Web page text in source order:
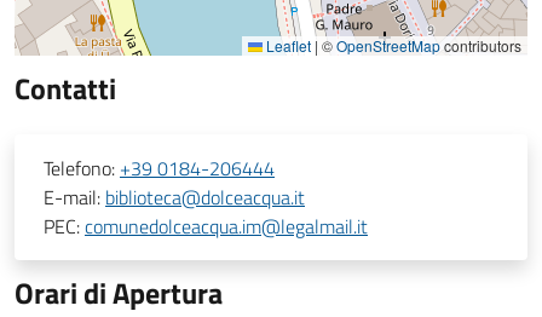
Leaflet | ©OpenStreetMapcontributors
Contatti
Telefono: +39 0184-206444
E-mail: biblioteca@dolceacqua.it
PEC:comunedolceacqua.im@legalmail.it
Orari di Apertura